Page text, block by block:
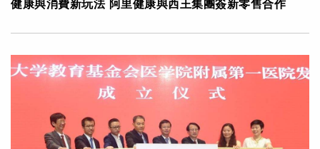
健康與消費新玩法 阿里健康與西王集團簽新零售合作